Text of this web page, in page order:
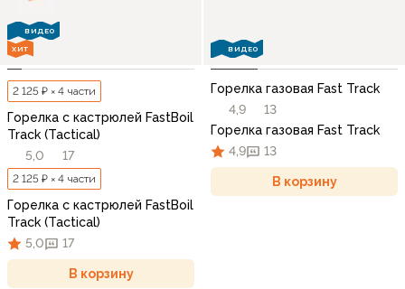
ВИДЕО
ХИТ
2 125 ₽ × 4 части
Горелка с кастрюлей FastBoil
Track (Tactical)
5,0
17
2 125 ₽ × 4 части
Горелка с кастрюлей FastBoil
Track (Tactical)
5,0
17
В корзину
ВИДЕО
Горелка газовая Fast Track
4,9
13
Горелка газовая Fast Track
4,9
13
В корзину